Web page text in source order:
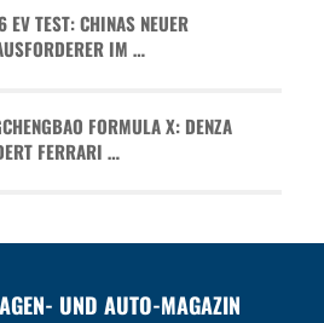
EV TEST: CHINAS NEUER
IM …
FORMULA X: DENZA
FERRARI …
UND AUTO-MAGAZIN